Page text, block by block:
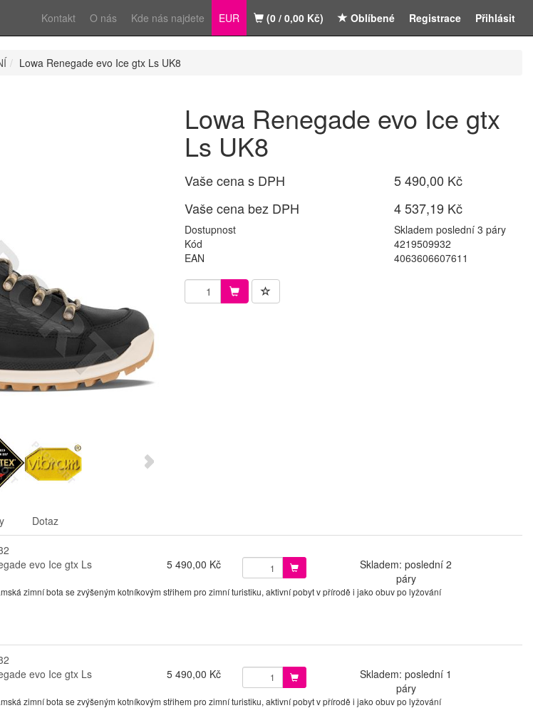
Registrace Přihlásit
Kontakt O nás Kde nás najdete EUR (0 / 0,00 Kč) Oblíbené
Lowa Renegade evo Ice gtx Ls UK8
Lowa Renegade evo Ice gtx
Ls UK8
Vaše cena s DPH
5 490,00 Kč
Vaše cena bez DPH
4 537,19 Kč
Dostupnost
Skladem poslední 3 páry
Kód
4219509932
EAN
4063606607611
Dotaz
evo Ice gtx Ls
5 490,00 Kč
Skladem: poslední 2
páry
zimní bota se zvýšeným kotníkovým střihem pro zimní turistiku, aktivní pobyt v přírodě i jako obuv po lyžování
evo Ice gtx Ls
5 490,00 Kč
Skladem: poslední 1
páry
zimní bota se zvýšeným kotníkovým střihem pro zimní turistiku, aktivní pobyt v přírodě i jako obuv po lyžování